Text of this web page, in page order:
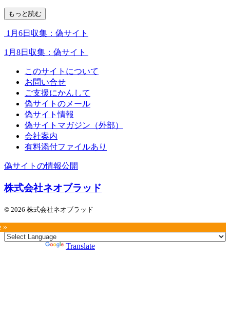
もっと読む
1月6日収集：偽サイト
1月8日収集：偽サイト
このサイトについて
お問い合せ
ご支援にかんして
偽サイトのメール
偽サイト情報
偽サイトマガジン（外部）
会社案内
有料添付ファイルあり
偽サイトの情報公開
株式会社ネオブラッド
© 2026 株式会社ネオブラッド
»
Translate